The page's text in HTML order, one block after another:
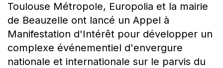
Toulouse Métropole, Europolia et la mairie
de Beauzelle ont lancé un Appel à
Manifestation d'Intérêt pour développer un
complexe événementiel d'envergure
nationale et internationale sur le parvis du